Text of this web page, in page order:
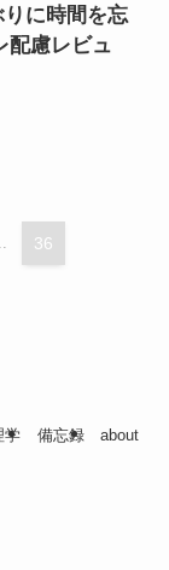
りに時間を忘
配慮レビュ
36
学 備忘録 about